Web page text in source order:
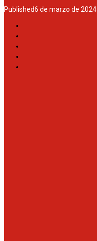
Published6 de marzo de 2024